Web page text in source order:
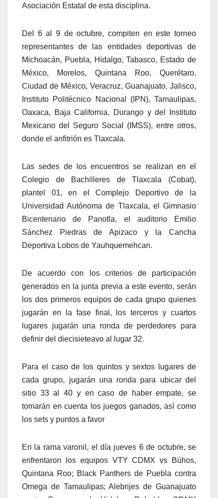
Asociación Estatal de esta disciplina.
Del 6 al 9 de octubre, compiten en este torneo
representantes de las entidades deportivas de
Michoacán, Puebla, Hidalgo, Tabasco, Estado de
México, Morelos, Quintana Roo, Querétaro,
Ciudad de México, Veracruz, Guanajuato, Jalisco,
Instituto Politécnico Nacional (IPN), Tamaulipas,
Oaxaca, Baja California, Durango y del Instituto
Mexicano del Seguro Social (IMSS), entre otros,
donde el anfitrión es Tlaxcala.
Las sedes de los encuentros se realizan en el
Colegio de Bachilleres de Tlaxcala (Cobat),
plantel 01, en el Complejo Deportivo de la
Universidad Autónoma de Tlaxcala, el Gimnasio
Bicentenario de Panotla, el auditorio Emilio
Sánchez Piedras de Apizaco y la Cancha
Deportiva Lobos de Yauhquemehcan.
De acuerdo con los criterios de participación
generados en la junta previa a este evento, serán
los dos primeros equipos de cada grupo quienes
jugarán en la fase final, los terceros y cuartos
lugares jugarán una ronda de perdedores para
definir del diecisieteavo al lugar 32.
Para el caso de los quintos y sextos lugares de
cada grupo, jugarán una ronda para ubicar del
sitio 33 al 40 y en caso de haber empate, se
tomarán en cuenta los juegos ganados, así como
los sets y puntos a favor
En la rama varonil, el día jueves 6 de octubre, se
enfrentaron los equipos VTY CDMX vs Búhos,
Quintana Roo; Black Panthers de Puebla contra
Omega de Tamaulipas; Alebrijes de Guanajuato